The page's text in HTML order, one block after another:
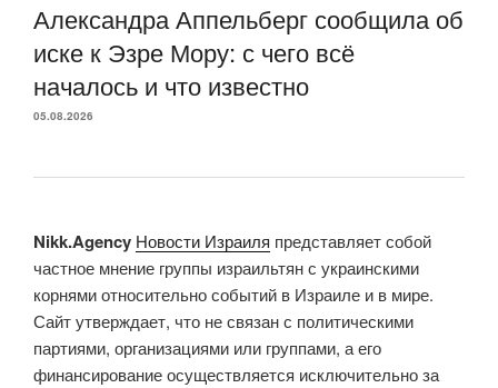
Александра Аппельберг сообщила об
иске к Эзре Мору: с чего всё
началось и что известно
05.08.2026
Nikk.Agency Новости Израиля представляет собой
частное мнение группы израильтян с украинскими
корнями относительно событий в Израиле и в мире.
Сайт утверждает, что не связан с политическими
партиями, организациями или группами, а его
финансирование осуществляется исключительно за